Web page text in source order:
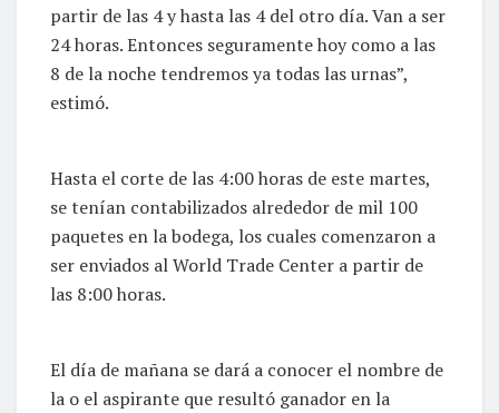
partir de las 4 y hasta las 4 del otro día. Van a ser
24 horas. Entonces seguramente hoy como a las
8 de la noche tendremos ya todas las urnas”,
estimó.
Hasta el corte de las 4:00 horas de este martes,
se tenían contabilizados alrededor de mil 100
paquetes en la bodega, los cuales comenzaron a
ser enviados al World Trade Center a partir de
las 8:00 horas.
El día de mañana se dará a conocer el nombre de
la o el aspirante que resultó ganador en la